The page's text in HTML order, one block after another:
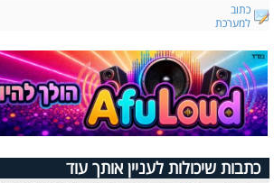
כתוב
למערכת
כתבות שיכולות לעניין אותך עוד